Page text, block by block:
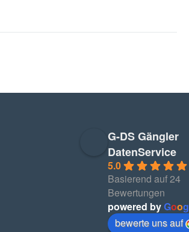
G-DS Gängler
DatenService
5.0
Basierend auf 24
Bewertungen
powered byGoog
bewerte uns auf